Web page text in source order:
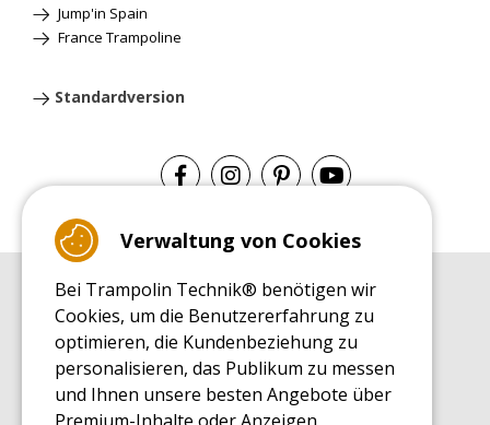
Jump'in Spain
France Trampoline
Standardversion
EINKAUFSRATGEBER
Einkaufsratgeber
MONTAGE RATGEBER
Montagehinweise für ein Freizeit Trampolin
PFLEGERATGEBER
Verwaltung von Cookies
Bei Trampolin Technik® benötigen wir
Cookies, um die Benutzererfahrung zu
optimieren, die Kundenbeziehung zu
personalisieren, das Publikum zu messen
und Ihnen unsere besten Angebote über